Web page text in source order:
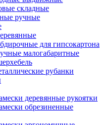
складные
ручные
для гипсокартона
малогабаритные
рубанки
деревянные рукоятки
обрезиненные